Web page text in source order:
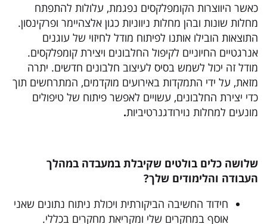
כאשר היווצרות הקומפלקסים נפגמת, עלולות להתפתח
מחלות שונות ובהן מחלות ניווניות כגון אלצהיימר ופרקינסון.
התוצאות הובילו אותנו לפיתוח מודל לחיזוי של עוגנים
אנרגטיים החיוניים לקיפול החלבונים ויצירת קומפלקסים.
מודל זה יכול לשמש בסיס לעיצוב חלבונים חדשים. יתרה
מזאת, על ידי התמקדות באירועים מוקדמים, המתרחשים תוך
כדי יצירת החלבונים, עשויים לאפשר פיתוח של טיפולים
מונעים למחלות נוירודגנרטיביות.
שלושה כלים בולטים שקיבלת במעבדה במהלך
העבודה והלימודים שלך?
חידוד החשיבה הביקורתית ויכולת ניתוח נתונים שאני
אוסף במחקרים שלי ומקריאת מחקרים בכללי.